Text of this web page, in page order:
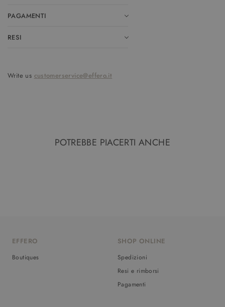
PAGAMENTI
RESI
Write us customerservice@effero.it
POTREBBE PIACERTI ANCHE
EFFERO
Boutiques
SHOP ONLINE
Spedizioni
Resi e rimborsi
Pagamenti